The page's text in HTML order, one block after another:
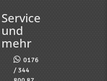
Service
und
mehr
0176
/ 344